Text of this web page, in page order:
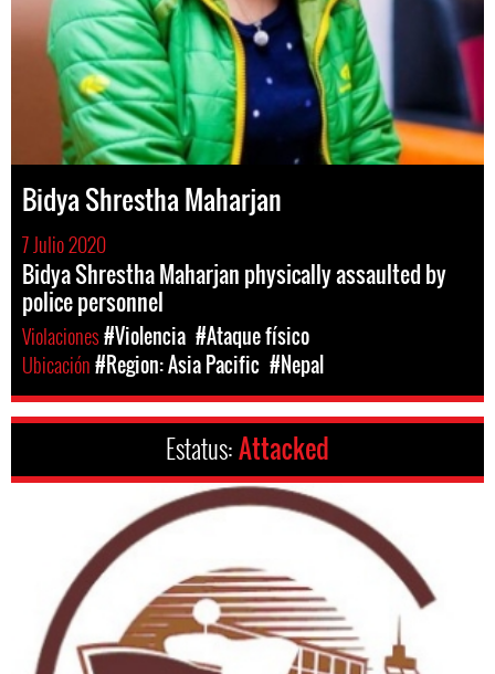
Bidya Shrestha Maharjan
7 Julio 2020
Bidya Shrestha Maharjan physically assaulted by
police personnel
Violaciones#Violencia #Ataque físico
Ubicación#Region: Asia Pacific #Nepal
Estatus:Attacked